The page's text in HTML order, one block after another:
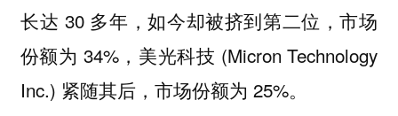
长达 30 多年，如今却被挤到第二位，市场
份额为 34%，美光科技 (Micron Technology
Inc.) 紧随其后，市场份额为 25%。